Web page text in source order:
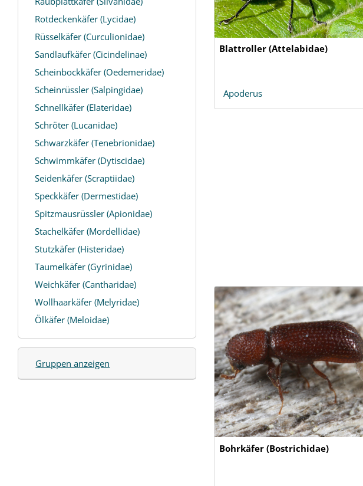
Blattroller (Attelabidae)
Apoderus
Bohrkäfer (Bostrichidae)
Rotdeckenkäfer (Lycidae)
Rüsselkäfer (Curculionidae)
Sandlaufkäfer (Cicindelinae)
Scheinbockkäfer (Oedemeridae)
Scheinrüssler (Salpingidae)
Schnellkäfer (Elateridae)
Schröter (Lucanidae)
Schwarzkäfer (Tenebrionidae)
Schwimmkäfer (Dytiscidae)
Seidenkäfer (Scraptiidae)
Speckkäfer (Dermestidae)
Spitzmausrüssler (Apionidae)
Stachelkäfer (Mordellidae)
Stutzkäfer (Histeridae)
Taumelkäfer (Gyrinidae)
Weichkäfer (Cantharidae)
Wollhaarkäfer (Melyridae)
Ölkäfer (Meloidae)
Gruppen anzeigen